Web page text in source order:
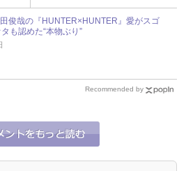
俊哉の『HUNTER×HUNTER』愛がスゴ
も認めた“本物ぶり”
Recommended by